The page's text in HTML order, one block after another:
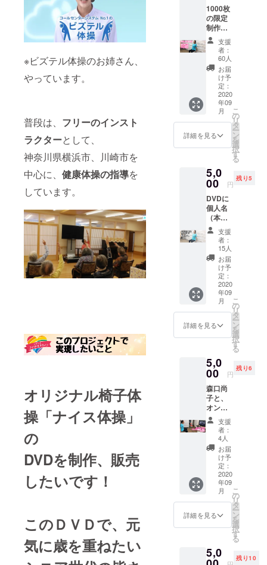
※ビズテル体操のお姉さん、
やっています。
普段は、 フリーのインスト
ラクターとして、
神奈川県横浜市、川崎市を
中心に、 健康体操の指導を
しています。
オリジナル椅子体
操 「ナイス体操」
の
DVDを制作、販売
したいです！
このＤＶＤで、元
気に歳を重ねたい
命の延伸へ
貢献すべ
く、活動を
広げてい
趣味は、フ
ラ。
プライベー
児の母とし
1000枚
の限定
制作！
座った
まま有
酸素運
動「ナ
イス体
DVD」
を１枚
お届け
しま
す！ ※
お届け
予定に
なりま
す。 ※
発送先
の氏
名、郵
便番
号、住
所、電
話番号
を備考
欄にご
記載く
ださ
い。
支援
者：
60人
お届
け予
定：
2020
年09
月
詳細を見る
こ
の
リ
タ
ー
ン
を
選
択
す
る
5,0
00 円
残り5
DVDに
個人名
（本
名）を
掲載し
ます！
DVDの
エン
ディン
グに、
「協力
者」と
して、
個人名
（本
せてい
ただき
ます。
※この支
援に、
DVDは
付いて
おりま
せん。
※ニック
ネーム
は不可
となり
ます。
※動画の
エン
ディン
送りい
たしま
支援
者：
15人
お届
け予
定：
2020
年09
月
詳細を見る
こ
の
リ
タ
ー
ン
を
選
択
す
る
5,0
00 円
残り6
森口尚
子と、
オンラ
インで
「ナイ
ス体
操」30
分！ ご
家族
と、お
友達
と、職
員さん
たち
と、
zoomを
て、私
と一緒
支援
者：
4人
お届
け予
定：
2020
年09
月
詳細を見る
こ
の
リ
タ
ー
ン
を
選
択
す
る
5,0 残り10